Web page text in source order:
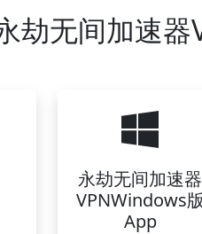
劫无间加速器
永劫无间加速器
VPNWindows版
App